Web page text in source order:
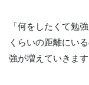
「何をしたくて勉
くらいの距離にい
強が増えていきます